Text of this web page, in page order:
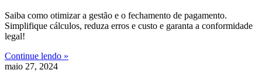
Saiba como otimizar a gestão e o fechamento de pagamento.
Simplifique cálculos, reduza erros e custo e garanta a conformidade
legal!
Continue lendo »
maio 27, 2024